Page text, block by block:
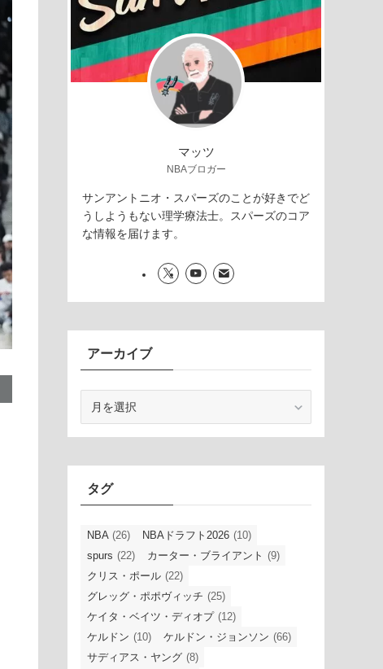
マッツ
NBAブロガー
サンアントニオ・スパーズのことが好きでど
うしようもない理学療法士。スパーズのコア
な情報を届けます。
アーカイブ
ブ
タグ
NBA (26) NBAドラフト2026 (10)
spurs (22) カーター・ブライアント (9)
クリス・ポール (22)
グレッグ・ポポヴィッチ (25)
ケイタ・ベイツ・ディオプ (12)
ケルドン (10) ケルドン・ジョンソン (66)
サディアス・ヤング (8)